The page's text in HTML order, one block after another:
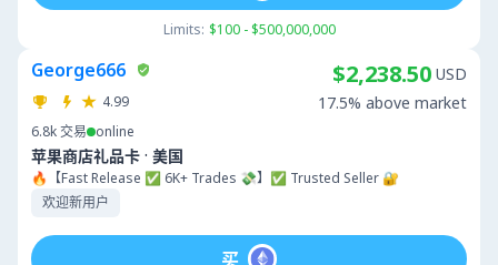
Limits: $100 - $500,000,000
George666
4.99
6.8k交易 online
苹果商店礼品卡 · 美国
🔥【Fast Release ✅ 6K+ Trades 💸】✅ Trusted Seller 🔐
欢迎新用户
$2,238.50 USD
17.5% above market
买